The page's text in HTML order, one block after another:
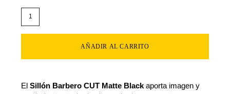
AÑADIR AL CARRITO
ElSillón Barbero CUT Matte Black aporta imagen y